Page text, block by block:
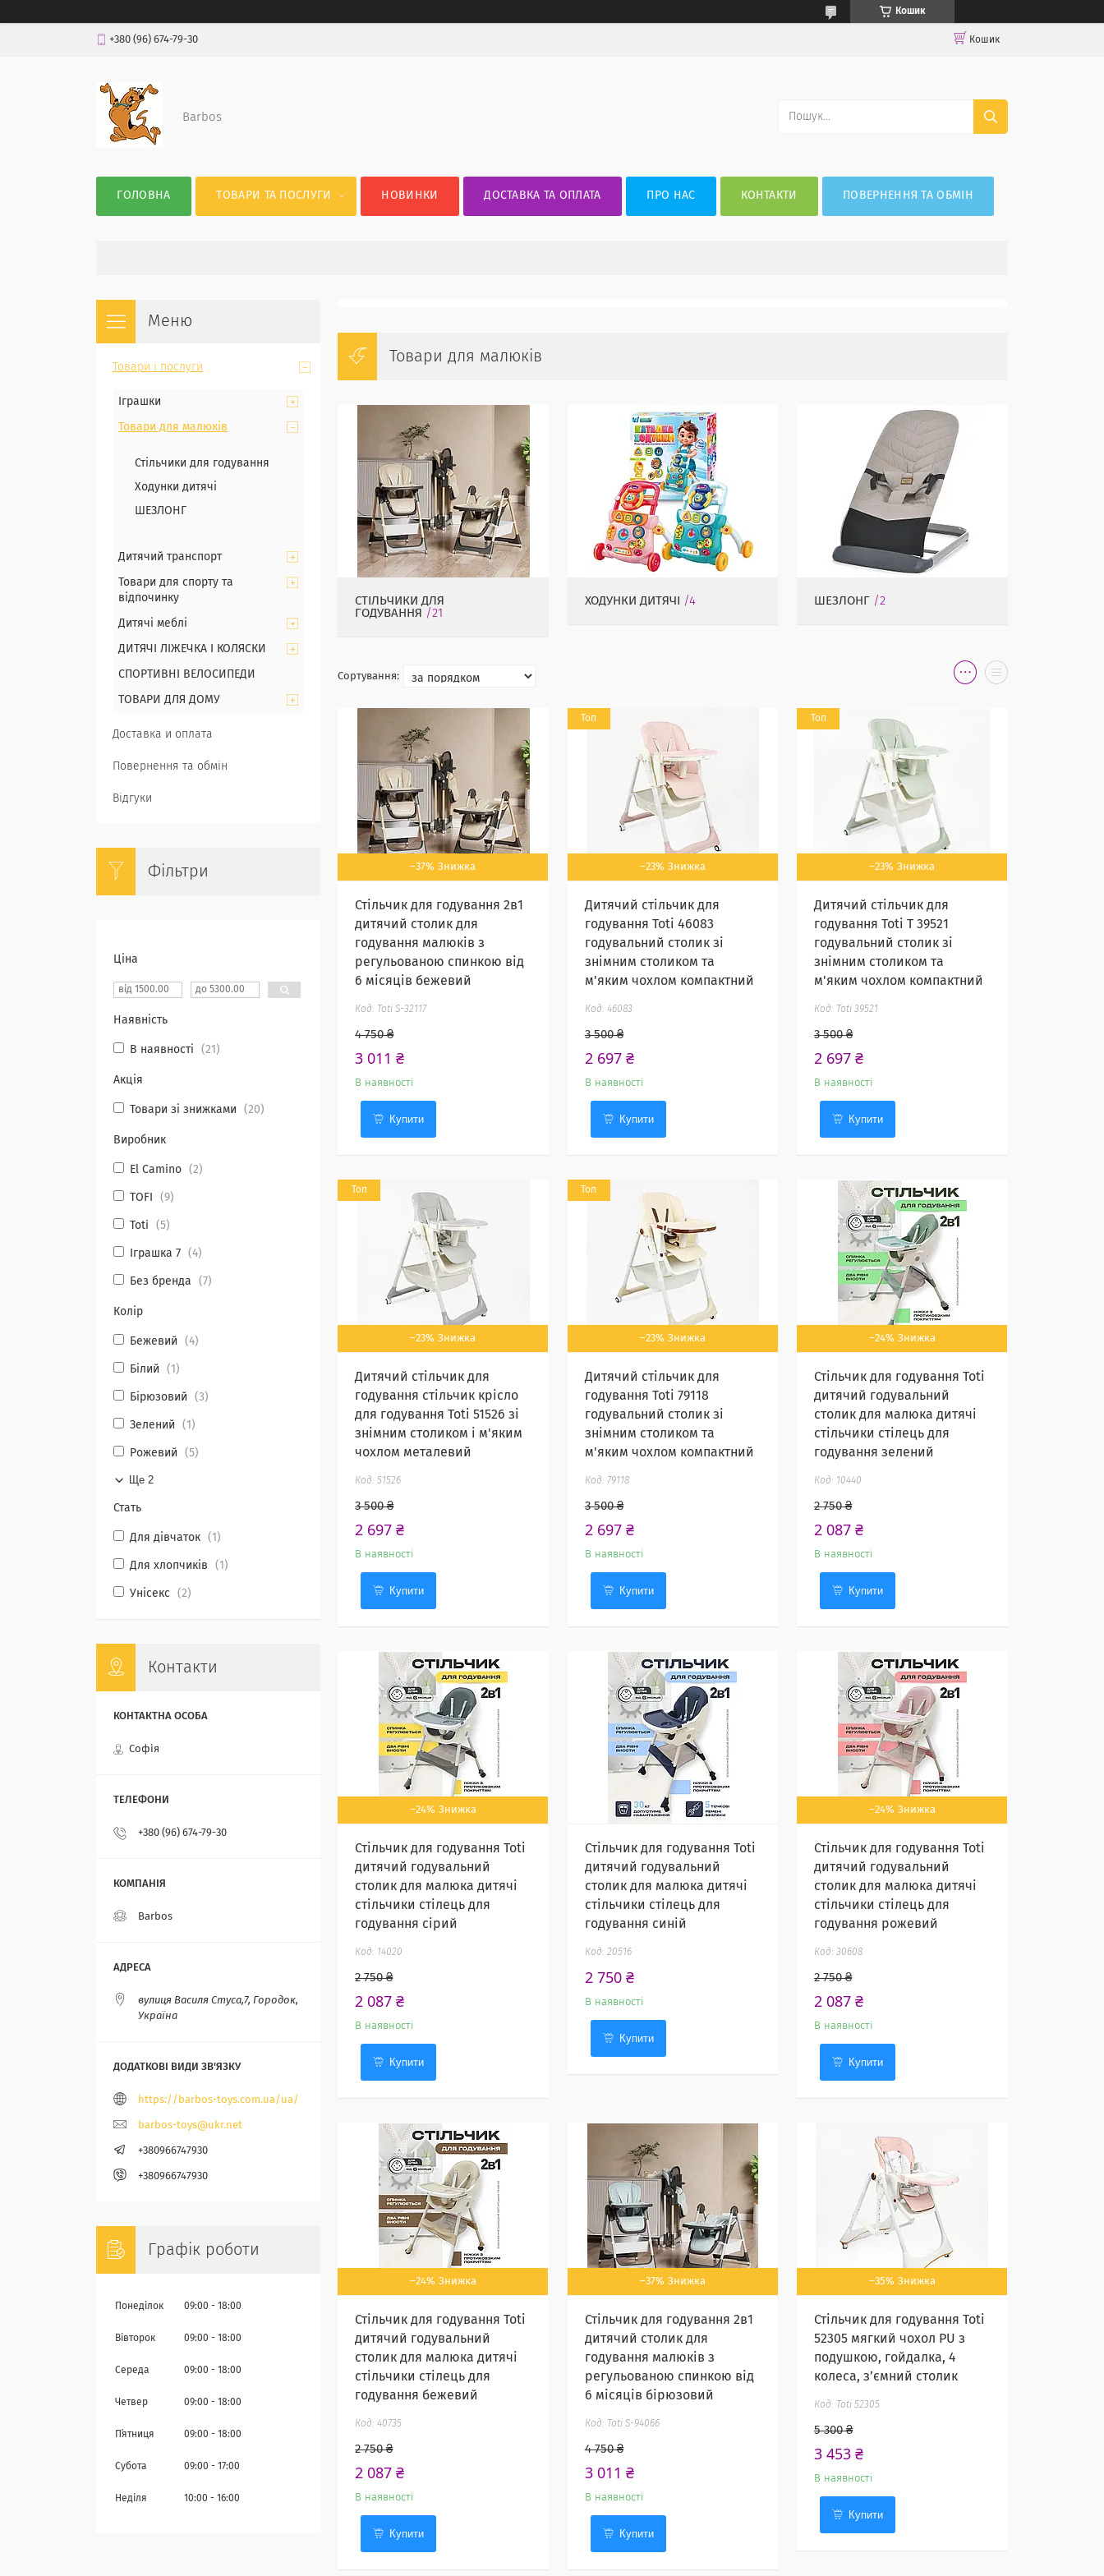
Кошик
+380 (96) 674-79-30 Кошик
Barbos
ГОЛОВНА ТОВАРИ ТА ПОСЛУГИ НОВИНКИ ДОСТАВКА ТА ОПЛАТА ПРО НАС КОНТАКТИ ПОВЕРНЕННЯ ТА ОБМІН
Товари для малюків
СТІЛЬЧИКИ ДЛЯ
ГОДУВАННЯ
21
ХОДУНКИ ДИТЯЧІ 4 ШЕЗЛОНГ 2
–37%
Стільчик для годування 2в1
дитячий столик для
годування малюків з
регульованою спинкою від
6 місяців бежевий
Toti S-32117
4 750 ₴
3 011 ₴
В наявності
Купити
Топ
–23%
Дитячий стільчик для
годування Toti 46083
годувальний столик зі
знімним столиком та
м'яким чохлом компактний
46083
3 500 ₴
2 697 ₴
В наявності
Купити
Топ
–23%
Дитячий стільчик для
годування Toti Т 39521
годувальний столик зі
знімним столиком та
м'яким чохлом компактний
Toti 39521
3 500 ₴
2 697 ₴
В наявності
Купити
Топ
–23%
Дитячий стільчик для
годування стільчик крісло
для годування Toti 51526 зі
знімним столиком і м'яким
чохлом металевий
51526
3 500 ₴
2 697 ₴
В наявності
Купити
Топ
–23%
Дитячий стільчик для
годування Toti 79118
годувальний столик зі
знімним столиком та
м'яким чохлом компактний
79118
3 500 ₴
2 697 ₴
В наявності
Купити
–24%
Стільчик для годування Toti
дитячий годувальний
столик для малюка дитячі
стільчики стілець для
годування зелений
10440
2 750 ₴
2 087 ₴
В наявності
Купити
–24%
Стільчик для годування Toti
дитячий годувальний
столик для малюка дитячі
стільчики стілець для
годування сірий
14020
2 750 ₴
2 087 ₴
В наявності
Купити
Стільчик для годування Toti
дитячий годувальний
столик для малюка дитячі
стільчики стілець для
годування синій
20516
2 750 ₴
В наявності
Купити
–24%
Стільчик для годування Toti
дитячий годувальний
столик для малюка дитячі
стільчики стілець для
годування рожевий
30608
2 750 ₴
2 087 ₴
В наявності
Купити
–24%
Стільчик для годування Toti
дитячий годувальний
столик для малюка дитячі
стільчики стілець для
годування бежевий
40735
2 750 ₴
2 087 ₴
В наявності
Купити
–37%
Стільчик для годування 2в1
дитячий столик для
годування малюків з
регульованою спинкою від
6 місяців бірюзовий
Toti S-94066
4 750 ₴
3 011 ₴
В наявності
Купити
–35%
Стільчик для годування Toti
52305 мягкий чохол PU з
подушкою, гойдалка, 4
колеса, з’ємний столик
Toti 52305
5 300 ₴
3 453 ₴
В наявності
Купити
Товари і послуги
Іграшки
Товари для малюків
Стільчики для годування
Ходунки дитячі
ШЕЗЛОНГ
Дитячий транспорт
Товари для спорту та
відпочинку
Дитячі меблі
ДИТЯЧІ ЛІЖЕЧКА І КОЛЯСКИ
СПОРТИВНІ ВЕЛОСИПЕДИ
ТОВАРИ ДЛЯ ДОМУ
Доставка и оплата
Повернення та обмін
Відгуки
Фільтри
Ціна
Наявність
В наявності 21
Акція
Товари зі знижками 20
Виробник
El Camino 2
TOFI 9
Toti 5
Іграшка 7 4
Без бренда 7
Колір
Бежевий 4
Білий 1
Бірюзовий 3
Зелений 1
Рожевий 5
Ще 2
Стать
Для дівчаток 1
Для хлопчиків 1
Унісекс 2
Контакти
Софія
+380 (96) 674-79-30
Barbos
вулиця Василя Стуса,7, Городок,
Україна
https://barbos-toys.com.ua/ua/
barbos-toys@ukr.net
+380966747930
+380966747930
Графік роботи
Понеділок 09:00 18:00
Вівторок 09:00 18:00
Середа 09:00 18:00
Четвер 09:00 18:00
Пʼятниця 09:00 18:00
Субота 09:00 17:00
Неділя 10:00 16:00